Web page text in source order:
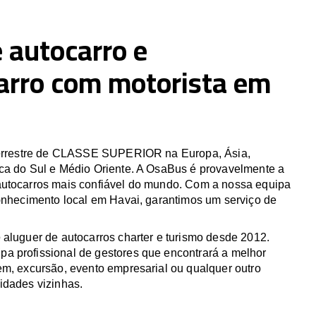
e
com motorista em
de CLASSE SUPERIOR na Europa, Ásia,
do Sul e Médio Oriente. A OsaBus é provavelmente a
mais confiável do mundo. Com a nossa equipa
local em Havai, garantimos um serviço de
de autocarros charter e turismo desde 2012.
profissional de gestores que encontrará a melhor
excursão, evento empresarial ou qualquer outro
vizinhas.